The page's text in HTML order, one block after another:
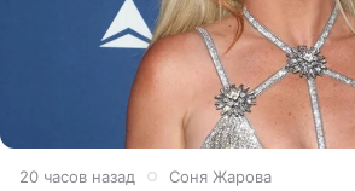
20 часов назад Соня Жарова